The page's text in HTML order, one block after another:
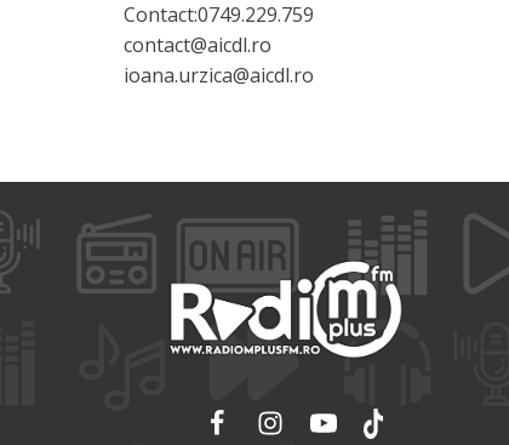
Contact:0749.229.759
contact@aicdl.ro
ioana.urzica@aicdl.ro